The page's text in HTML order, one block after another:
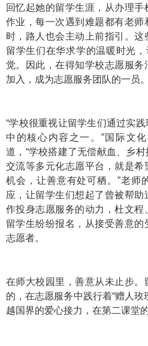
回忆起她的留学生涯，从办理
作业，每一次遇到难题都有老
时，路人也会主动上前指引。
留学生们在华求学的温暖时光
觉。因此，在得知学校志愿服
加入，成为志愿服务团队的一员。
“学校很重视让留学生们通过实
中的核心内容之一。”国际文
道，“学校搭建了无偿献血、乡
交流等多元化志愿平台，就是
机会，让善意有处可栖。”老师
应，让留学生们想起了曾被帮
作投身志愿服务的动力，杜文
留学生纷纷报名，从接受善意
志愿者。
在师大校园里，善意从未止步。
的，在志愿服务中践行着“赠人
越国界的爱心接力，在第二课堂